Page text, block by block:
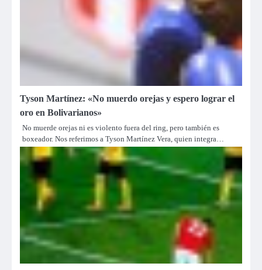
Tyson Martínez: «No muerdo orejas y espero lograr el
oro en Bolivarianos»
No muerde orejas ni es violento fuera del ring, pero también es
boxeador. Nos referimos a Tyson Martínez Vera, quien integra…